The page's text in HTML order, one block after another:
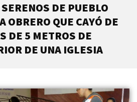
DE PUEBLO
OBRERO QUE CAYÓ DE
DE 5 METROS DE
DE UNA IGLESIA